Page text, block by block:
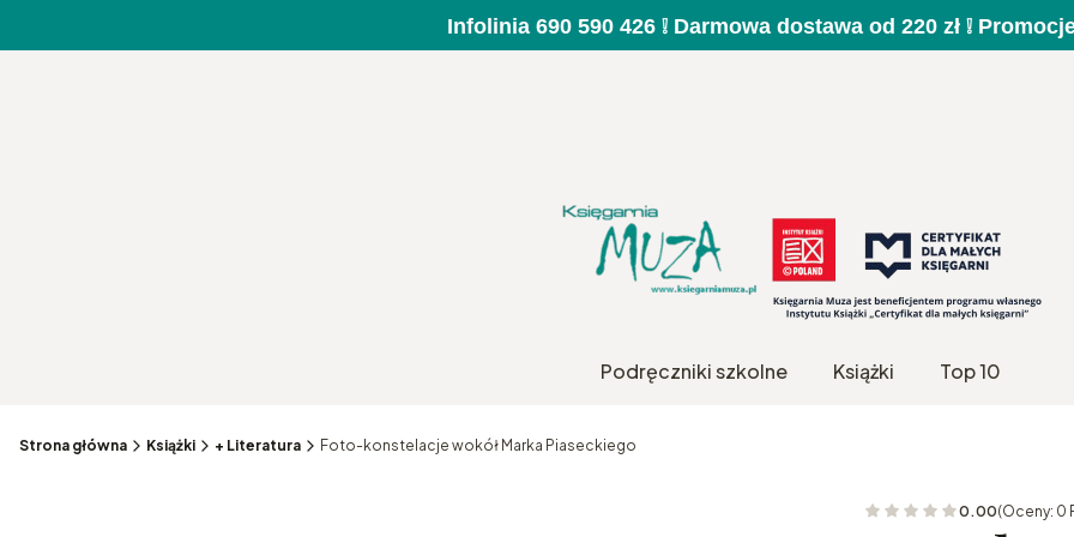
Infolinia 690 590 426 ❕ Darmowa dostawa od 220 zł ❕
Podręczniki szkolne Książki Top 10
Strona główna Książki + Literatura Foto-konstelacje wokół Marka Piaseckiego
0.00(Oceny: 0